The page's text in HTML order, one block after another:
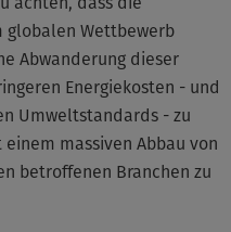
globalen Wettbewerb
Abwanderung dieser
Energiekosten - und
Umweltstandards - zu
massiven Abbau von
betroffenen Branchen zu